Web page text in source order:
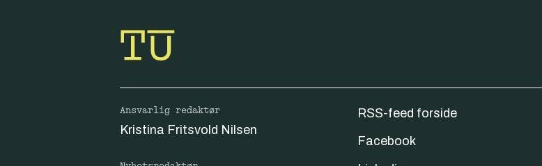
Ansvarlig redaktør
Kristina Fritsvold Nilsen
RSS-feed forside
Facebook